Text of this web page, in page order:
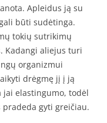
Apleidus ją su
būti sudėtinga.
tokių sutrikimų
Kadangi aliejus turi
organizmui
drėgmę jį į ją
elastingumo, todėl
pradeda gyti greičiau.